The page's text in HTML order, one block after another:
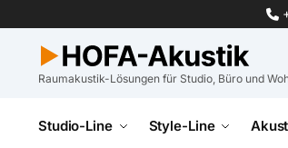
Raumakustik-Lösungen für Studio, Büro und
Studio-Line Style-Line